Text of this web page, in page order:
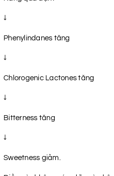
↓
Phenylindanes tăng
↓
Chlorogenic Lactones tăng
↓
Bitterness tăng
↓
Sweetness giảm.